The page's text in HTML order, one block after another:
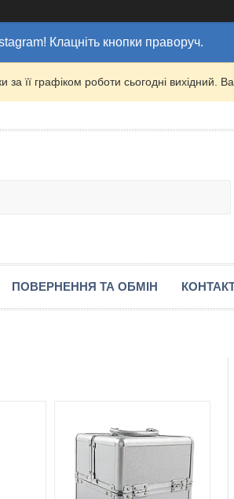
Клацніть кнопки праворуч.
її графіком роботи сьогодні
ПОВЕРНЕННЯ ТА ОБМІН